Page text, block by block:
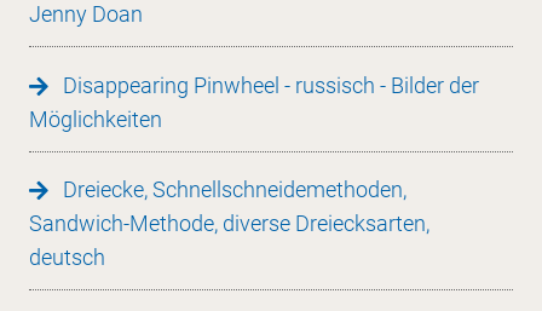
Jenny Doan
Disappearing Pinwheel - russisch - Bilder der
Möglichkeiten
Dreiecke, Schnellschneidemethoden,
Sandwich-Methode, diverse Dreiecksarten,
deutsch